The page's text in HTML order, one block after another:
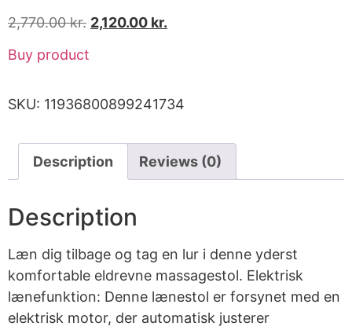
2,770.00kr. 2,120.00 kr.
Buy product
SKU: 11936800899241734
Description Reviews (0)
Description
Læn dig tilbage og tag en lur i denne yderst
komfortable eldrevne massagestol. Elektrisk
lænefunktion: Denne lænestol er forsynet med en
elektrisk motor, der automatisk justerer